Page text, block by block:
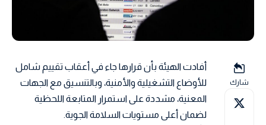
شارك
أفادت الهيئة بأن قرارها جاء في أعقاب تقييم شامل
للأوضاع التشغيلية والأمنية، وبالتنسيق مع الجهات
المعنية، مشددة على استمرار المتابعة اللحظية
لضمان أعلى مستويات السلامة الجوية.